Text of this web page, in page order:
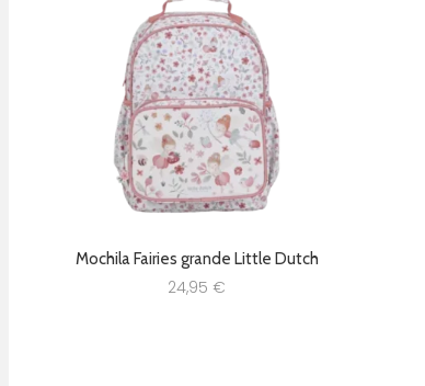
Mochila Fairies grande Little Dutch
24,95 €